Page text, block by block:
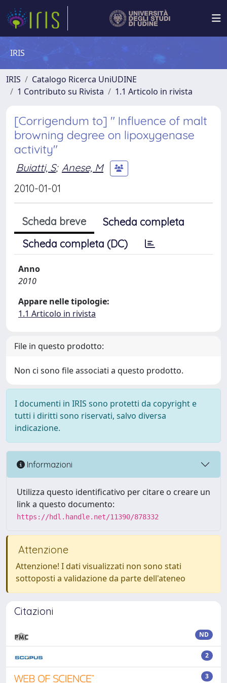
IRIS
IRIS
Catalogo Ricerca UniUDINE
1 Contributo su Rivista
1.1 Articolo in rivista
[Corrigendum to] " Influence of malt
browning degree on lipoxygenase
activity"
Buiatti, S; Anese, M
2010-01-01
Scheda breve
Scheda completa
Scheda completa (DC)
Anno
2010
Appare nelle tipologie:
1.1 Articolo in rivista
File in questo prodotto:
Non ci sono file associati a questo prodotto.
I documenti in IRIS sono protetti da copyright e
tutti i diritti sono riservati, salvo diversa
indicazione.
Informazioni
Utilizza questo identificativo per citare o creare un
link a questo documento:
https://hdl.handle.net/11390/878332
Attenzione
Attenzione! I dati visualizzati non sono stati
sottoposti a validazione da parte dell'ateneo
Citazioni
ND
2
3